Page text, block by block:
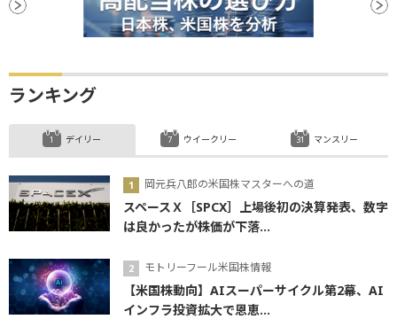
ランキング
デイリー
岡元兵八郎の米国株マスターへの道
スペースＸ［SPCX］上場後初の決算発表、数字
は良かったが株価が下落...
モトリーフール米国株情報
【米国株動向】AIスーパーサイクル第2幕、AI
インフラ投資拡大で恩恵...
ウイークリー マンスリー